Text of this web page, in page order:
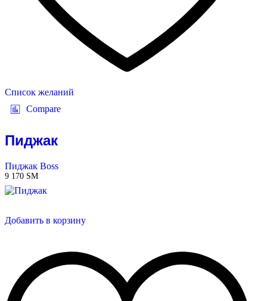
Список желаний
Compare
Пиджак
Пиджак Boss
9 170 ЅМ
Добавить в корзину